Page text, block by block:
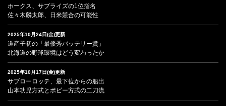
ホークス、サプライズの1位指名
佐々木麟太郎、日米競合の可能性
2025年10月24日(金)更新
道産子初の「最優秀バッテリー賞」
北海道の野球環境はどう変わったか
2025年10月17日(金)更新
サブローロッテ、最下位からの船出
山本功児方式とボビー方式の二刀流